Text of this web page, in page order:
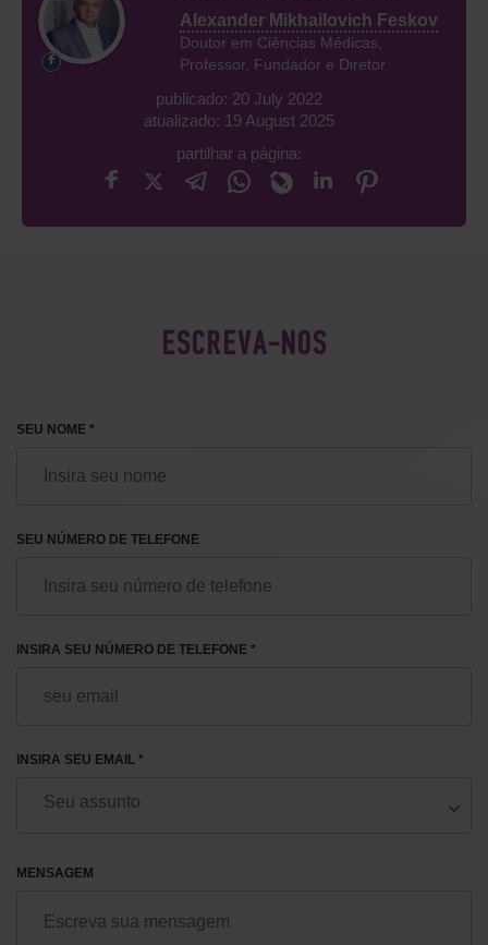
Alexander Mikhailovich Feskov
Doutor em Ciências Médicas,
Professor, Fundador e Diretor
publicado: 20 July 2022
atualizado: 19 August 2025
partilhar a página:
ESCREVA-NOS
SEU NOME *
SEU NÚMERO DE TELEFONE
INSIRA SEU NÚMERO DE TELEFONE *
INSIRA SEU EMAIL *
MENSAGEM